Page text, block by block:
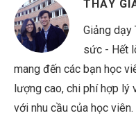
THẦY
Giảng dạy
sức - Hết
mang đến các bạn học
lượng cao, chi phí hợp lý
với nhu cầu của học